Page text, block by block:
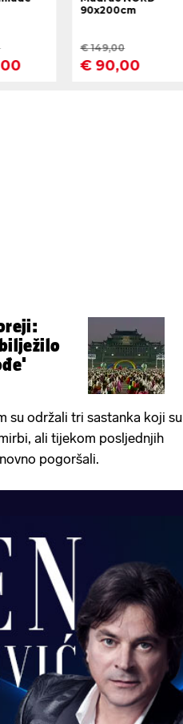
su održali tri sastanka koji su
ali tijekom posljednjih
pogoršali.